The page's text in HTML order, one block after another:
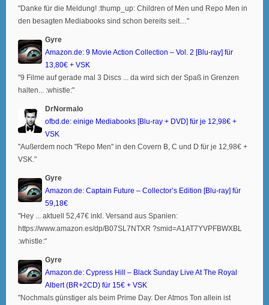
"Danke für die Meldung! :thump_up: Children of Men und Repo Men in
den besagten Mediabooks sind schon bereits seit…"
Gyre
Amazon.de: 9 Movie Action Collection – Vol. 2 [Blu-ray] für
13,80€ + VSK
"9 Filme auf gerade mal 3 Discs ... da wird sich der Spaß in Grenzen
halten... :whistle:"
DrNormalo
ofbd.de: einige Mediabooks [Blu-ray + DVD] für je 12,98€ +
VSK
"Außerdem noch "Repo Men" in den Covern B, C und D für je 12,98€ +
VSK."
Gyre
Amazon.de: Captain Future – Collector’s Edition [Blu-ray] für
59,18€
"Hey ... aktuell 52,47€ inkl. Versand aus Spanien:
https://www.amazon.es/dp/B07SL7NTXR ?smid=A1AT7YVPFBWXBL
:whistle:"
Gyre
Amazon.de: Cypress Hill – Black Sunday Live At The Royal
Albert (BR+2CD) für 15€ + VSK
"Nochmals günstiger als beim Prime Day. Der Atmos Ton allein ist